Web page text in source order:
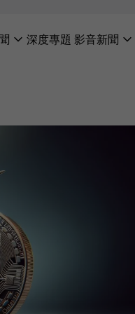
深度專題 影音新聞